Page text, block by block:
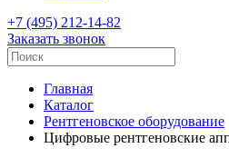
+7 (495) 212-14-82
Заказать звонок
Главная
Каталог
Рентгеновское оборудование
Цифровые рентгеновские